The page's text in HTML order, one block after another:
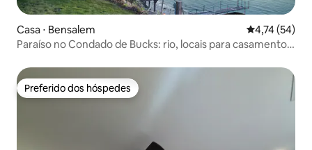
Casa ⋅ Bensalem 4,74 de uma
4,74 (54)
Paraíso no Condado de Bucks: rio, locais para casamentos
Preferido dos hóspedes
Preferido dos hóspedes